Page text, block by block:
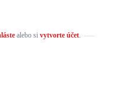
alebo si vytvorte účet.